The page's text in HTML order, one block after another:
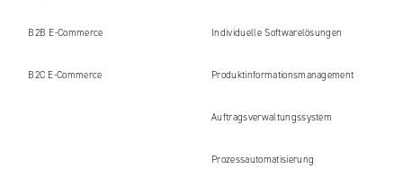
B2B E‑Commerce
B2C E‑Commerce
Individuelle Softwarelösungen
Produkt​informations​management
Auftragsverwaltungssystem
Prozessautomatisierung